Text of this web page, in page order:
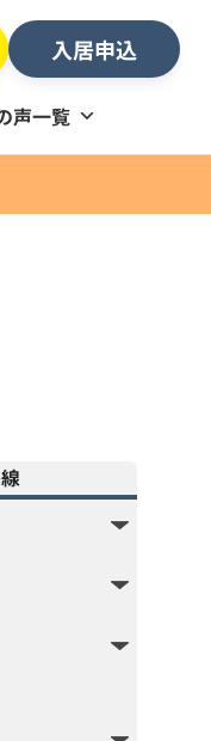
入居申込
声一覧